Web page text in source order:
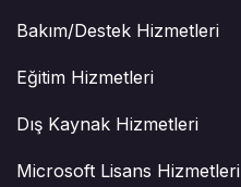
Bakım/Destek Hizmetleri
Eğitim Hizmetleri
Dış Kaynak Hizmetleri
Microsoft Lisans Hizmetleri